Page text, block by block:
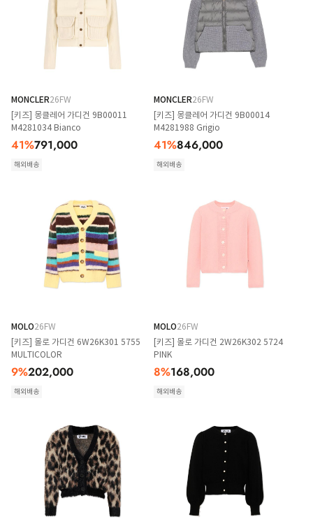
MONCLER26FW
[키즈] 몽클레어 가디건 9B00011
M4281034 Bianco
41%791,000
해외배송
MONCLER26FW
[키즈] 몽클레어 가디건 9B00014
M4281988 Grigio
41%846,000
해외배송
MOLO26FW
[키즈] 몰로 가디건 6W26K301 5755
MULTICOLOR
9%202,000
해외배송
MOLO26FW
[키즈] 몰로 가디건 2W26K302 5724
PINK
8%168,000
해외배송